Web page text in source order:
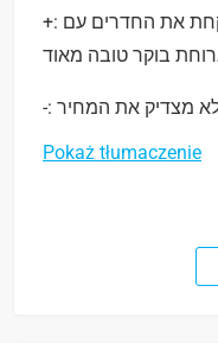
+: לוקיישן מצויין ,נקי , מומלץ לקחת את החדרים עם
Pokaż tłumaczenie